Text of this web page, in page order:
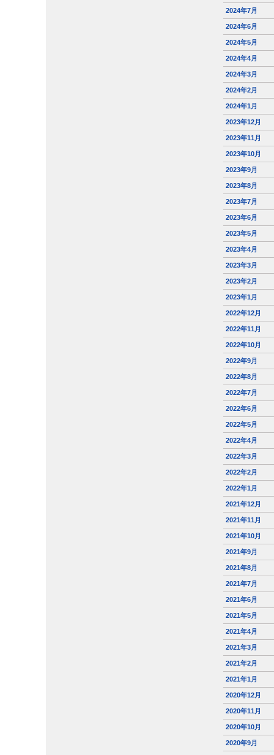
2024年7月
2024年6月
2024年5月
2024年4月
2024年3月
2024年2月
2024年1月
2023年12月
2023年11月
2023年10月
2023年9月
2023年8月
2023年7月
2023年6月
2023年5月
2023年4月
2023年3月
2023年2月
2023年1月
2022年12月
2022年11月
2022年10月
2022年9月
2022年8月
2022年7月
2022年6月
2022年5月
2022年4月
2022年3月
2022年2月
2022年1月
2021年12月
2021年11月
2021年10月
2021年9月
2021年8月
2021年7月
2021年6月
2021年5月
2021年4月
2021年3月
2021年2月
2021年1月
2020年12月
2020年11月
2020年10月
2020年9月